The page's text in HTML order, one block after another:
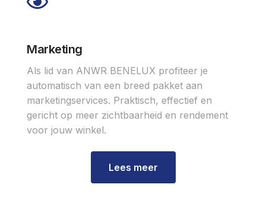
Marketing
Als lid van ANWR BENELUX profiteer je
automatisch van een breed pakket aan
marketingservices. Praktisch, effectief en
gericht op meer zichtbaarheid en rendement
voor jouw winkel.
Lees meer